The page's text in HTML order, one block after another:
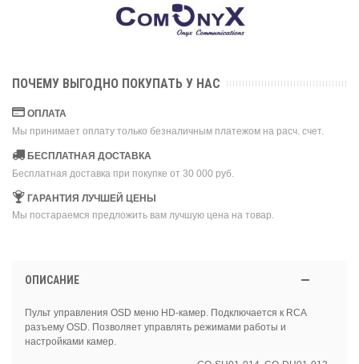
ПОЧЕМУ ВЫГОДНО ПОКУПАТЬ У НАС
ОПЛАТА
Мы принимает оплату только безналичным платежом на расч. счет.
БЕСПЛАТНАЯ ДОСТАВКА
Бесплатная доставка при покупке от 30 000 руб.
ГАРАНТИЯ ЛУЧШЕЙ ЦЕНЫ
Мы постараемся предложить вам лучшую цена на товар.
ОПИСАНИЕ
Пульт управления OSD меню HD-камер. Подключается к RCA
разъему OSD. Позволяет управлять режимами работы и
настройками камер.